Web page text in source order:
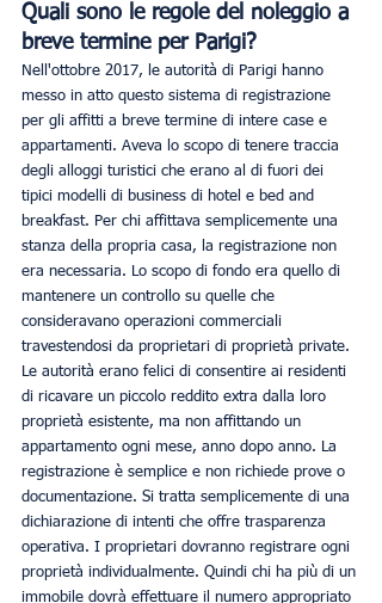
Quali sono le regole del noleggio a
breve termine per Parigi?
Nell'ottobre 2017, le autorità di Parigi hanno
messo in atto questo sistema di registrazione
per gli affitti a breve termine di intere case e
appartamenti. Aveva lo scopo di tenere traccia
degli alloggi turistici che erano al di fuori dei
tipici modelli di business di hotel e bed and
breakfast. Per chi affittava semplicemente una
stanza della propria casa, la registrazione non
era necessaria. Lo scopo di fondo era quello di
mantenere un controllo su quelle che
consideravano operazioni commerciali
travestendosi da proprietari di proprietà private.
Le autorità erano felici di consentire ai residenti
di ricavare un piccolo reddito extra dalla loro
proprietà esistente, ma non affittando un
appartamento ogni mese, anno dopo anno. La
registrazione è semplice e non richiede prove o
documentazione. Si tratta semplicemente di una
dichiarazione di intenti che offre trasparenza
operativa. I proprietari dovranno registrare ogni
proprietà individualmente. Quindi chi ha più di un
immobile dovrà effettuare il numero appropriato